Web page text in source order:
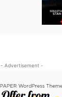
- Advertisement -